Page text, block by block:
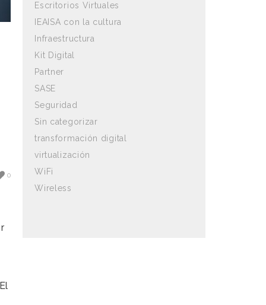
0
Escritorios Virtuales
IEAISA con la cultura
Infraestructura
Kit Digital
Partner
SASE
Seguridad
Sin categorizar
transformación digital
virtualización
WiFi
Wireless